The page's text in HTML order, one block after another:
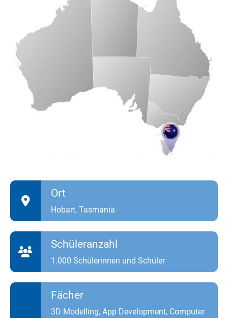
Ort
Hobart, Tasmania
Schüleranzahl
1.000 Schülerinnen und Schüler
Fächer
3D Modelling, App Development, Computer